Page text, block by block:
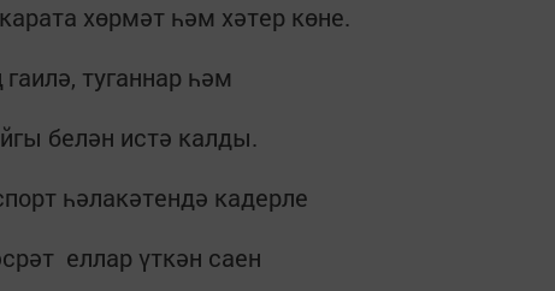
хөрмәт һәм хәтер көне.
туганнар һәм
белән истә калды.
һәлакәтендә кадерле
еллар үткән саен